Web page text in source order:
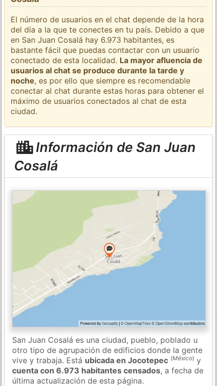
El número de usuarios en el chat depende de la hora
del día a la que te conectes en tu país. Debido a que
en San Juan Cosalá hay 6.973 habitantes, es
bastante fácil que puedas contactar con un usuario
conectado de esta localidad. La mayor afluencia de
usuarios al chat se produce durante la tarde y
noche, es por ello que siempre es recomendable
conectar al chat durante estas horas para obtener el
máximo de usuarios conectados al chat de esta
ciudad.
Información de San Juan
Cosalá
San Juan Cosalá es una ciudad, pueblo, poblado u
otro tipo de agrupación de edificios donde la gente
vive y trabaja. Está ubicada en Jocotepec (México) y
cuenta con 6.973 habitantes censados, a fecha de
última actualización de esta página.